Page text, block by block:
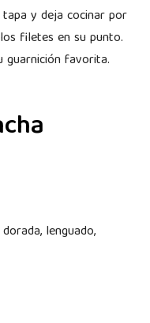
y deja cocinar por
filetes en su punto.
favorita.
lenguado,